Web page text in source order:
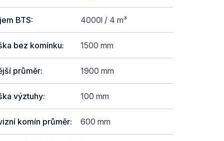
BTS: 4000l / 4 m³
bez komínku: 1500 mm
průměr: 1900 mm
výztuhy: 100 mm
komín průměr: 600 mm